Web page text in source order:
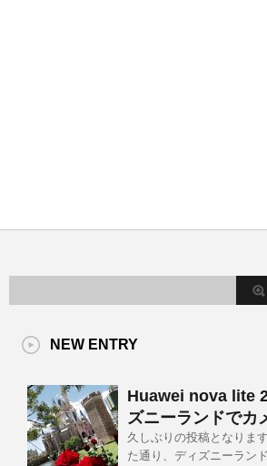
NEW ENTRY
Huawei nova lite
ズニーランドでカ
久しぶりの投稿となりま
た通り、ディズニーラン